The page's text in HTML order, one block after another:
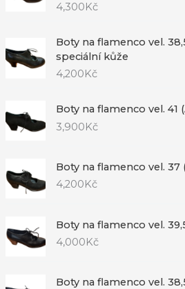
4,300Kč
Boty na flamenco vel.
speciální kůže
4,200 Kč
Boty na flamenco vel. 41
3,900Kč
Boty na flamenco vel. 37
4,200 Kč
Boty na flamenco vel.
4,000 Kč
Boty na flamenco vel.